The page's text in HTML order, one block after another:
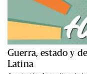
Guerra, estado y
Latina